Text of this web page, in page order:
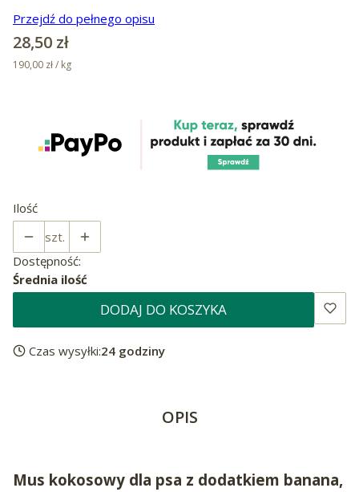
Przejdź do pełnego opisu
Cena
28,50 zł
190,00 zł / kg
Ilość
szt.
Dostępność:
Średnia ilość
DODAJ DO KOSZYKA
Czas wysyłki:24 godziny
OPIS
Mus kokosowy dla psa z dodatkiem banana,